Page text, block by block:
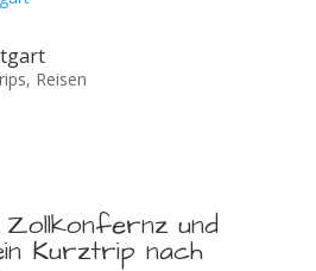
, Reisen
und
Kurztrip nach